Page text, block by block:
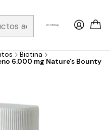
/ Envios a todo el país y
Biotina
6.000 mg Nature's Bounty